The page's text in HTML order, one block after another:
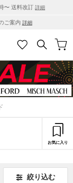
〜 送料改訂 詳細
ご案内 詳細
お気に入り
絞り込む